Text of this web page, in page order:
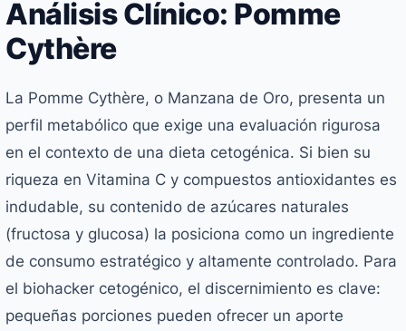
Análisis Clínico: Pomme
Cythère
La Pomme Cythère, o Manzana de Oro, presenta un
perfil metabólico que exige una evaluación rigurosa
en el contexto de una dieta cetogénica. Si bien su
riqueza en Vitamina C y compuestos antioxidantes es
indudable, su contenido de azúcares naturales
(fructosa y glucosa) la posiciona como un ingrediente
de consumo estratégico y altamente controlado. Para
el biohacker cetogénico, el discernimiento es clave:
pequeñas porciones pueden ofrecer un aporte